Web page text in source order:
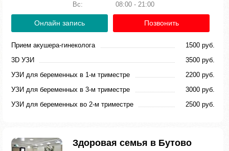
Вс:
08:00 - 21:00
Онлайн запись Позвонить
Прием акушера-гинеколога
1500 руб.
3D УЗИ
3500 руб.
УЗИ для беременных в 1-м триместре
2200 руб.
УЗИ для беременных в 3-м триместре
3000 руб.
УЗИ для беременных во 2-м триместре
2500 руб.
Здоровая семья в Бутово